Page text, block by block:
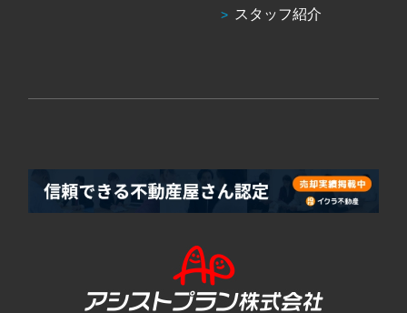
スタッフ紹介